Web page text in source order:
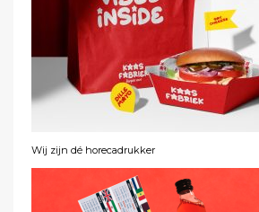
Wij zijn dé horecadrukker